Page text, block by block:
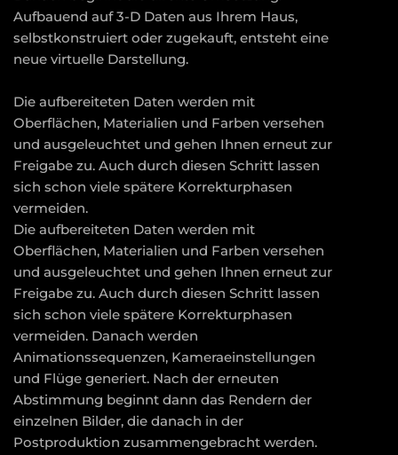
Aufbauend auf 3-D Daten aus Ihrem Haus,
selbstkonstruiert oder zugekauft, entsteht eine
neue virtuelle Darstellung.
Die aufbereiteten Daten werden mit
Oberflächen, Materialien und Farben versehen
und ausgeleuchtet und gehen Ihnen erneut zur
Freigabe zu. Auch durch diesen Schritt lassen
sich schon viele spätere Korrekturphasen
vermeiden.
Die aufbereiteten Daten werden mit
Oberflächen, Materialien und Farben versehen
und ausgeleuchtet und gehen Ihnen erneut zur
Freigabe zu. Auch durch diesen Schritt lassen
sich schon viele spätere Korrekturphasen
vermeiden. Danach werden
Animationssequenzen, Kameraeinstellungen
und Flüge generiert. Nach der erneuten
Abstimmung beginnt dann das Rendern der
einzelnen Bilder, die danach in der
Postproduktion zusammengebracht werden.